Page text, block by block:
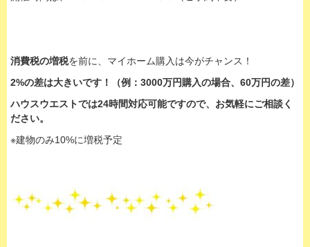
消費税の増税を前に、マイホーム購入は今がチャンス！
2%の差は大きいです！（例：3000万円購入の場合、60万円の差）
ハウスウエストでは24時間対応可能ですので、お気軽にご相談く
ださい。
※建物のみ10%に増税予定